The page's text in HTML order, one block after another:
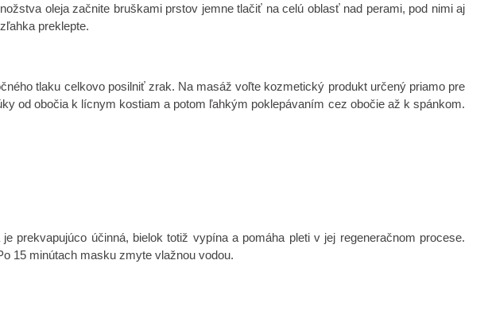
oleja začnite bruškami prstov jemne tlačiť na celú oblasť nad perami, pod nimi aj
preklepte.
tlaku celkovo posilniť zrak. Na masáž voľte kozmetický produkt určený priamo pre
od obočia k lícnym kostiam a potom ľahkým poklepávaním cez obočie až k spánkom.
prekvapujúco účinná, bielok totiž vypína a pomáha pleti v jej regeneračnom procese.
15 minútach masku zmyte vlažnou vodou.